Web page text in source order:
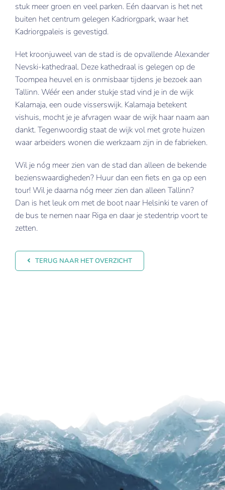
stuk meer groen en veel parken. Eén daarvan is het net
buiten het centrum gelegen Kadriorgpark, waar het
Kadriorgpaleis is gevestigd.
Het kroonjuweel van de stad is de opvallende Alexander
Nevski-kathedraal. Deze kathedraal is gelegen op de
Toompea heuvel en is onmisbaar tijdens je bezoek aan
Tallinn. Wéér een ander stukje stad vind je in de wijk
Kalamaja, een oude visserswijk. Kalamaja betekent
vishuis, mocht je je afvragen waar de wijk haar naam aan
dankt. Tegenwoordig staat de wijk vol met grote huizen
waar arbeiders wonen die werkzaam zijn in de fabrieken.
Wil je nóg meer zien van de stad dan alleen de bekende
bezienswaardigheden? Huur dan een fiets en ga op een
tour! Wil je daarna nóg meer zien dan alleen Tallinn?
Dan is het leuk om met de boot naar Helsinki te varen of
de bus te nemen naar Riga en daar je stedentrip voort te
zetten.
TERUG NAAR HET OVERZICHT